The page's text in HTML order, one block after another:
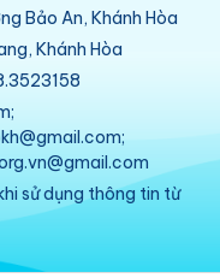
Bảo An, Khánh Hòa
Khánh Hòa
sử dụng thông tin từ